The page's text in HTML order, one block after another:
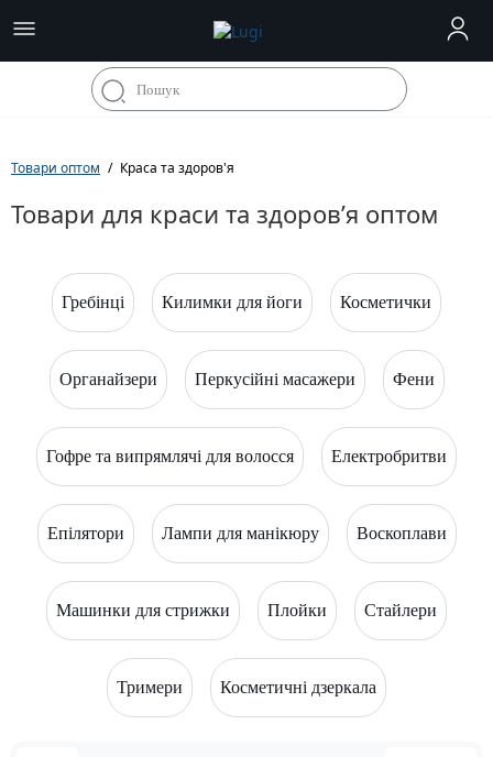
Товари оптом Краса та здоров'я
Товари для краси та здоров’я оптом
Гребінці Килимки для йоги Косметички
Органайзери Перкусійні масажери Фени
Гофре та випрямлячі для волосся Електробритви
Епілятори Лампи для манікюру Воскоплави
Машинки для стрижки Плойки Стайлери
Тримери Косметичні дзеркала